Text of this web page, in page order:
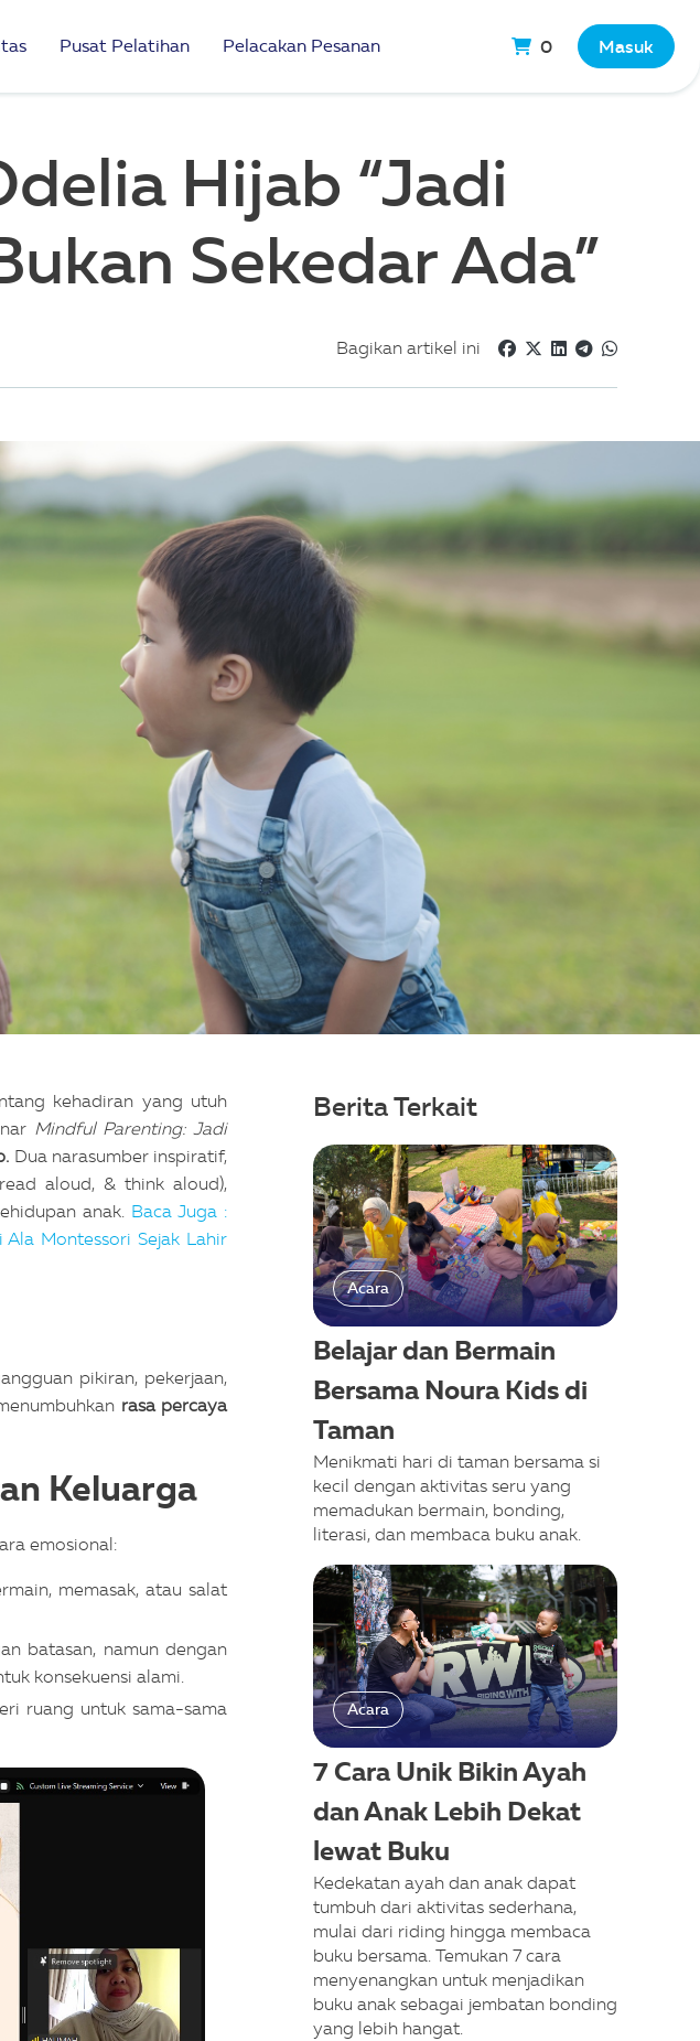
Pusat Pelatihan Pelacakan Pesanan 0 Masuk
Hijab “Jadi
Sekedar Ada”
Bagikan artikel ini
kehadiran yang utuh
Mindful Parenting: Jadi
Dua narasumber inspiratif,
aloud, & think aloud),
anak. Baca Juga :
Montessori Sejak Lahir
pikiran, pekerjaan,
rasa percaya
Keluarga
emosional:
memasak, atau salat
batasan, namun dengan
konsekuensi alami.
ruang untuk sama-sama
Berita Terkait
Acara
Belajar dan Bermain
Bersama Noura Kids di
Taman
Menikmati hari di taman bersama si
kecil dengan aktivitas seru yang
memadukan bermain, bonding,
literasi, dan membaca buku anak.
Acara
7 Cara Unik Bikin Ayah
dan Anak Lebih Dekat
lewat Buku
Kedekatan ayah dan anak dapat
tumbuh dari aktivitas sederhana,
mulai dari riding hingga membaca
buku bersama. Temukan 7 cara
menyenangkan untuk menjadikan
buku anak sebagai jembatan bonding
yang lebih hangat.